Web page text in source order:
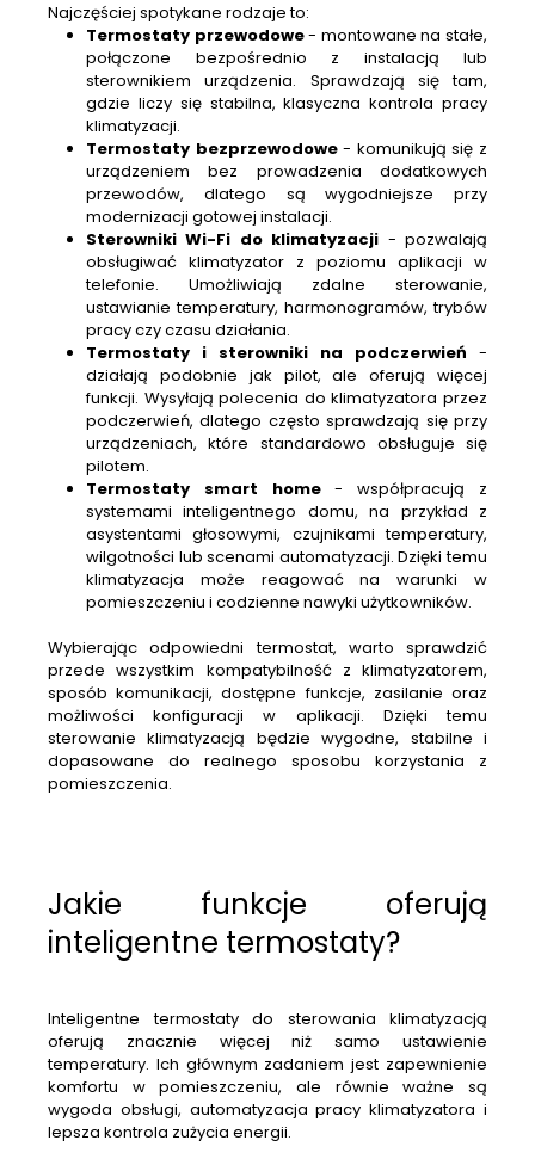
Najczęściej spotykane rodzaje to:
Termostaty przewodowe- montowane na stałe,
połączone bezpośrednio z instalacją lub
sterownikiem urządzenia. Sprawdzają się tam,
gdzie liczy się stabilna, klasyczna kontrola pracy
klimatyzacji.
Termostaty bezprzewodowe- komunikują się z
urządzeniem bez prowadzenia dodatkowych
przewodów, dlatego są wygodniejsze przy
modernizacji gotowej instalacji.
Sterowniki Wi-Fi do klimatyzacji - pozwalają
obsługiwać klimatyzator z poziomu aplikacji w
telefonie. Umożliwiają zdalne sterowanie,
ustawianie temperatury, harmonogramów, trybów
pracy czy czasu działania.
Termostaty i sterowniki na podczerwień -
działają podobnie jak pilot, ale oferują więcej
funkcji. Wysyłają polecenia do klimatyzatora przez
podczerwień, dlatego często sprawdzają się przy
urządzeniach, które standardowo obsługuje się
pilotem.
Termostaty smart home- współpracują z
systemami inteligentnego domu, na przykład z
asystentami głosowymi, czujnikami temperatury,
wilgotności lub scenami automatyzacji. Dzięki temu
klimatyzacja może reagować na warunki w
pomieszczeniu i codzienne nawyki użytkowników.
Wybierając odpowiedni termostat, warto sprawdzić
przede wszystkim kompatybilność z klimatyzatorem,
sposób komunikacji, dostępne funkcje, zasilanie oraz
możliwości konfiguracji w aplikacji. Dzięki temu
sterowanie klimatyzacją będzie wygodne, stabilne i
dopasowane do realnego sposobu korzystania z
pomieszczenia.
Jakie funkcje oferują
inteligentne termostaty?
Inteligentne termostaty do sterowania klimatyzacją
oferują znacznie więcej niż samo ustawienie
temperatury. Ich głównym zadaniem jest zapewnienie
komfortu w pomieszczeniu, ale równie ważne są
wygoda obsługi, automatyzacja pracy klimatyzatora i
lepsza kontrola zużycia energii.